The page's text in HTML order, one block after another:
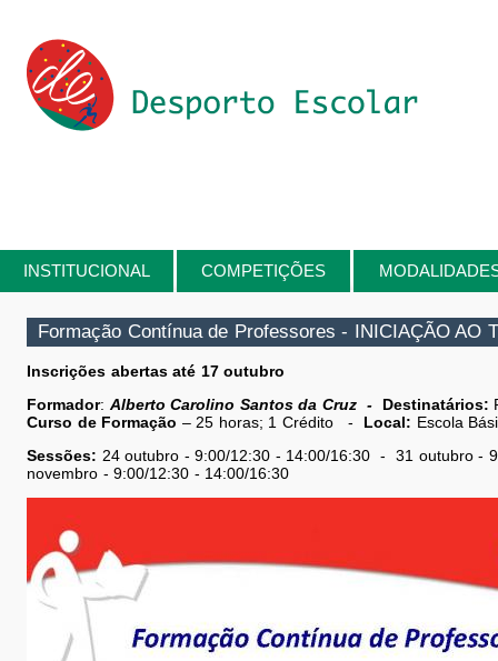
INSTITUCIONAL COMPETIÇÕES
Está aqui
Formação Contínua de Professores - INICIAÇÃO AO
Inscrições abertas até 17 outubro
Formador: Alberto Carolino Santos da Cruz - Destinatários:
Curso de Formação – 25 horas; 1 Crédito - Local: Escola
Sessões: 24 outubro - 9:00/12:30 - 14:00/16:30 - 31 outubro
novembro - 9:00/12:30 - 14:00/16:30